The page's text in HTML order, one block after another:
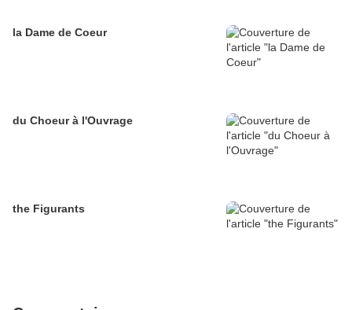
la Dame de Coeur
du Choeur à l'Ouvrage
the Figurants